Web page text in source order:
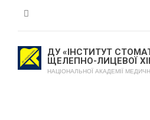
ДУ «ІНСТИТУТ
ЩЕЛЕПНО-ЛИЦЕВОЇ
НАЦІОНАЛЬНОЇ АКАДЕМІЇ